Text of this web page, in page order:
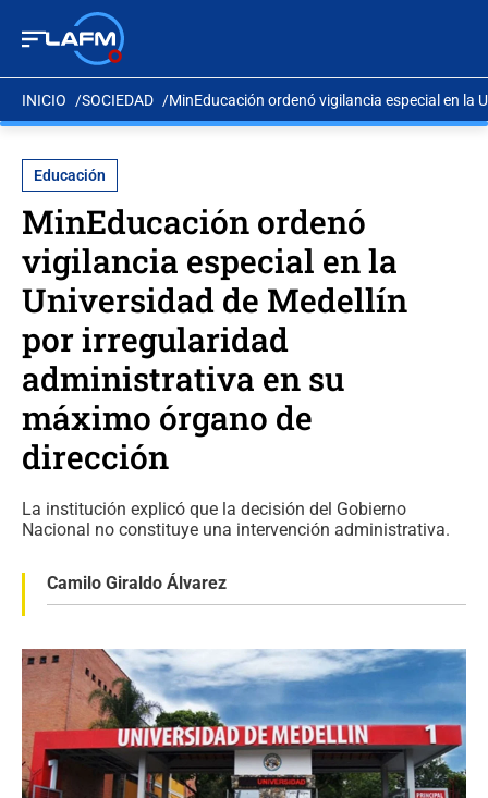
INICIO SOCIEDAD MinEducación ordenó vigilancia especial en la
Educación
MinEducación ordenó
vigilancia especial en la
Universidad de Medellín
por irregularidad
administrativa en su
máximo órgano de
dirección
La institución explicó que la decisión del Gobierno
Nacional no constituye una intervención administrativa.
Camilo Giraldo Álvarez